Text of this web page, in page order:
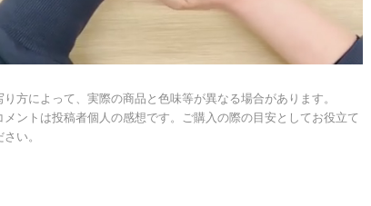
0:19/0:19
方によって、実際の商品と色味等が異なる場合があります。
ントは投稿者個人の感想です。ご購入の際の目安としてお役立て
さい。